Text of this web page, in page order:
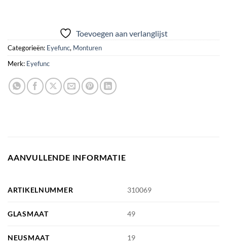
Toevoegen aan verlanglijst
Categorieën: Eyefunc, Monturen
Merk: Eyefunc
AANVULLENDE INFORMATIE
ARTIKELNUMMER 310069
GLASMAAT 49
NEUSMAAT 19